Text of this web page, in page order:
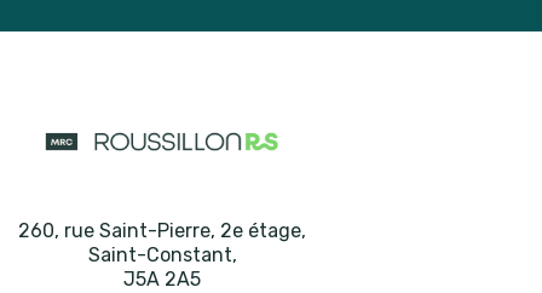
260, rue Saint-Pierre, 2e étage,
Saint-Constant,
J5A 2A5